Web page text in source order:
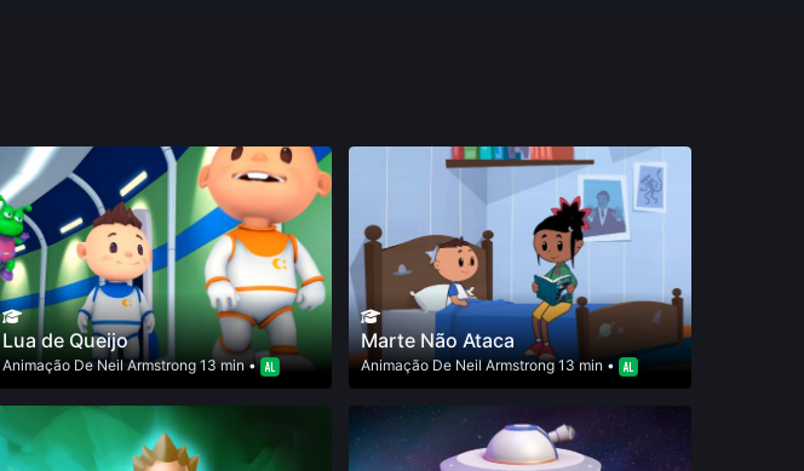
Lua de Queijo
AnimaçãoDe Neil Armstrong13 min •
Marte Não Ataca
AnimaçãoDeNeil Armstrong13 min •